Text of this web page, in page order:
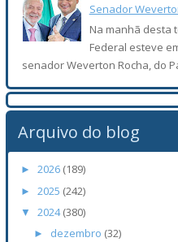
Senador
Na manhã desta
Federal esteve
senador Weverton Rocha, do
Arquivo do blog
►2026 (189)
►2025 (242)
▼2024(380)
► dezembro (32)